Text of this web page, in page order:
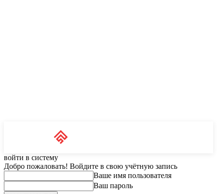
войти в систему
Добро пожаловать! Войдите в свою учётную запись
Ваше имя пользователя
Ваш пароль